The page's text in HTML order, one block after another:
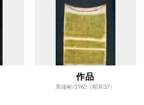
作品
馬場彬/1962（昭和37）